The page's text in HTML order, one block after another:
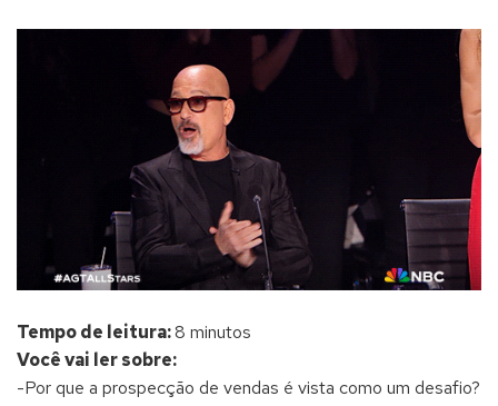
Tempo de leitura:8 minutos
Você vai ler sobre:
-Por que a prospecção de vendas é vista como um desafio?